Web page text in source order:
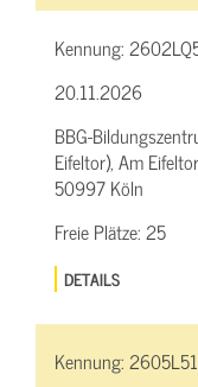
Kennung:
20.11.2026
BBG-
Eifeltor), Am
50997 Köln
Freie Plätze:25
DETAILS
Kennung: